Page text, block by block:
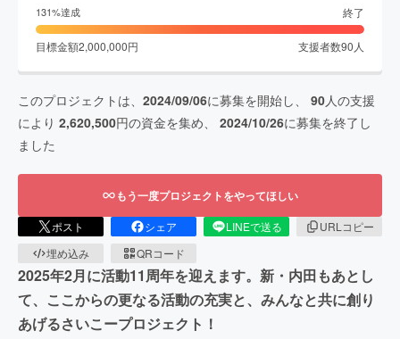
131%達成 終了
目標金額2,000,000円 支援者数90 人
このプロジェクトは、 2024/09/06に募集を開始し、 90人の支援
により 2,620,500円の資金を集め、 2024/10/26に募集を終了し
ました
もう一度プロジェクトをやってほしい
ポスト シェア LINEで送る
URLコピー
埋め込み
QRコード
2025年2月に活動11周年を迎えます。新・内田もあとし
て、ここからの更なる活動の充実と、みんなと共に創り
あげるさいこープロジェクト！